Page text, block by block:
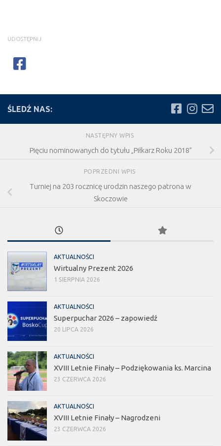
UDOSTĘPNIJ
ŚLEDŹ NAS:
NASTĘPNY WPIS
Pięciu nominowanych do tytułu „Piłkarz Roku 2018”
POPRZEDNI WPIS
Turniej na 203 rocznicę urodzin naszego patrona w
Skoczowie
AKTUALNOŚCI
Wirtualny Prezent 2026
1 SIERPNIA 2026
AKTUALNOŚCI
Superpuchar 2026 – zapowiedź
20 LIPCA 2026
AKTUALNOŚCI
XVIII Letnie Finały – Podziękowania ks. Marcina
23 CZERWCA 2026
AKTUALNOŚCI
XVIII Letnie Finały – Nagrodzeni
23 CZERWCA 2026